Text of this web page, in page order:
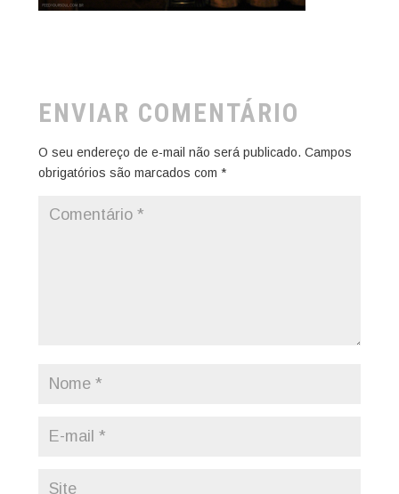
ENVIAR COMENTÁRIO
O seu endereço de e-mail não será publicado. Campos
obrigatórios são marcados com *